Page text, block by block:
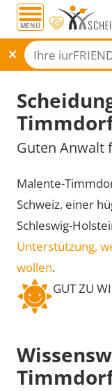
MENÜ
Guten Anwalt
Malente-
Schweiz, einer
Schleswig-
Unterstützung,
wollen.
GUT ZU